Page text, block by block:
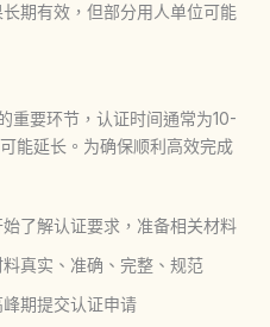
期有效，但部分用人单位可能
重要环节，认证时间通常为10-
能延长。为确保顺利高效完成
始了解认证要求，准备相关材料
真实、准确、完整、规范
期提交认证申请